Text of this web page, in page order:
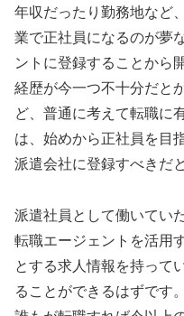
年収だったり勤務地など
業で正社員になるのが夢
ントに登録することから
経歴が今一つ不十分だと
ど、普通に考えて転職に
は、始めから正社員を目
派遣会社に登録すべきだ
派遣社員として働いてい
転職エージェントを活用
とする求人情報を持って
ることができるはずです。